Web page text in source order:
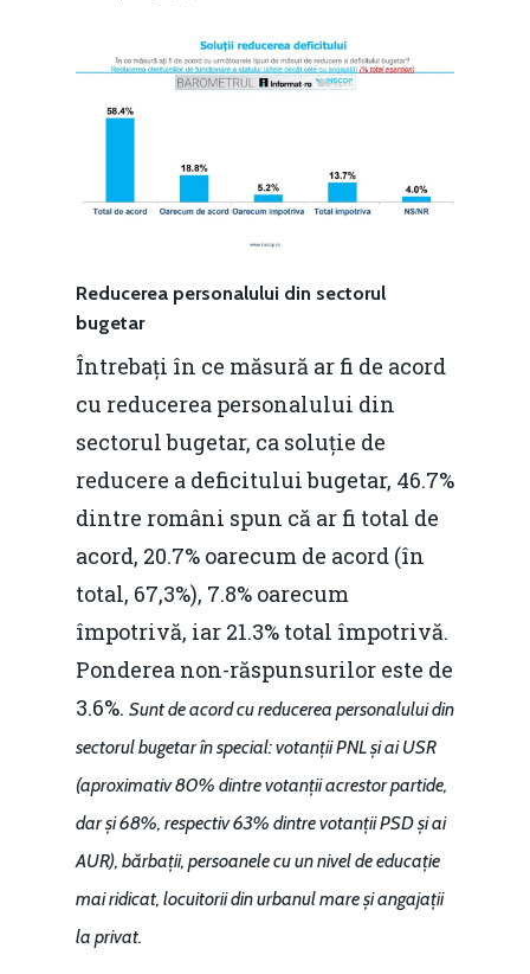
Reducerea personalului din sectorul
bugetar
Întrebați în ce măsură ar fi de acord
cu reducerea personalului din
sectorul bugetar, ca soluție de
reducere a deficitului bugetar, 46.7%
dintre români spun că ar fi total de
acord, 20.7% oarecum de acord (în
total, 67,3%), 7.8% oarecum
împotrivă, iar 21.3% total împotrivă.
Ponderea non-răspunsurilor este de
3.6%. Sunt de acord cu reducerea personalului din
sectorul bugetar în special: votanții PNL și ai USR
(aproximativ 80% dintre votanții acrestor partide,
dar și 68%, respectiv 63% dintre votanții PSD și ai
AUR), bărbații, persoanele cu un nivel de educație
mai ridicat, locuitorii din urbanul mare și angajații
la privat.
Home
Noutăți